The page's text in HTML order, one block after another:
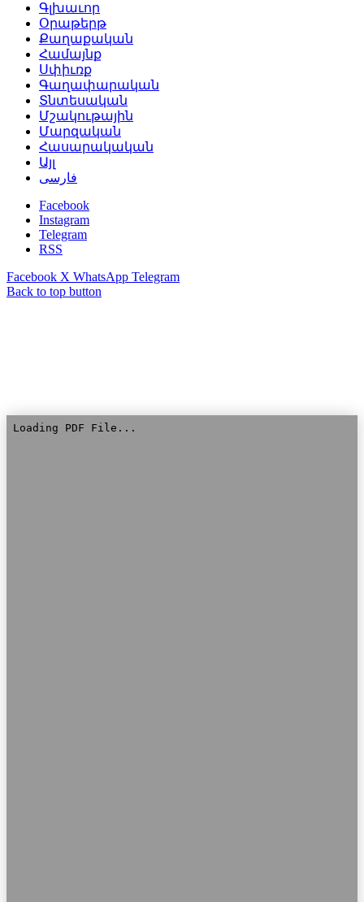
Գլխաւոր
Օրաթերթ
Քաղաքական
Համայնք
Սփիւռք
Գաղափարական
Տնտեսական
Մշակութային
Մարզական
Հասարակական
Այլ
فارسی
Facebook
Instagram
Telegram
RSS
Facebook X WhatsApp Telegram
Back to top button